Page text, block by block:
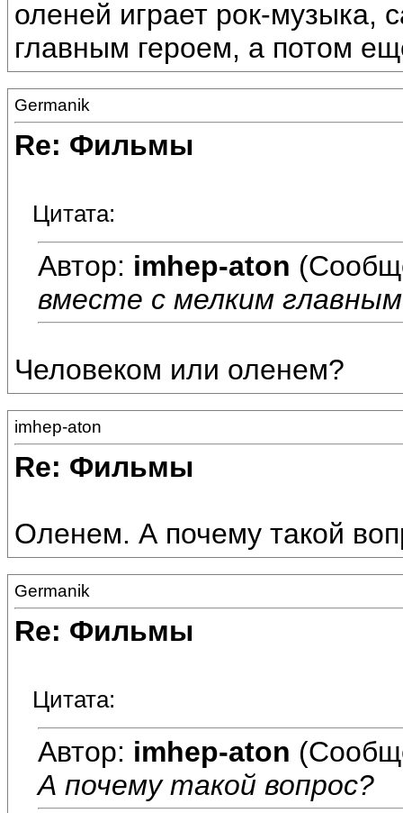
оленей играет рок-музыка,
главным героем, а потом
Germanik
Re: Фильмы
Цитата:
Автор: imhep-aton
вместе с мелким
Человеком или оленем?
imhep-aton
Re: Фильмы
Оленем. А почему такой
Germanik
Re: Фильмы
Цитата:
Автор: imhep-aton
А почему такой вопрос?